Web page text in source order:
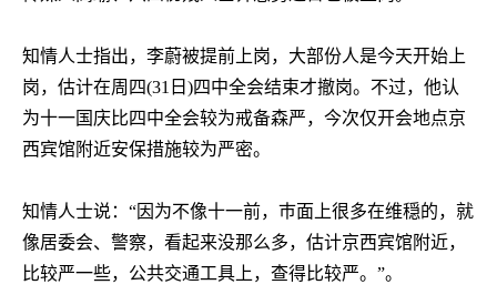
知情人士指出，李蔚被提前上岗，大部份人是今天开始上
岗，估计在周四(31 日 )四中全会结束才撤岗。不过，他认
为十一国庆比四中全会较为戒备森严，今次仅开会地点京
西宾馆附近安保措施较为严密。
知情人士说：“因为不像十一前，巿面上很多在维穏的，就
像居委会、警察，看起来没那么多，估计京西宾馆附近，
比较严一些，公共交通工具上，查得比较严。”。